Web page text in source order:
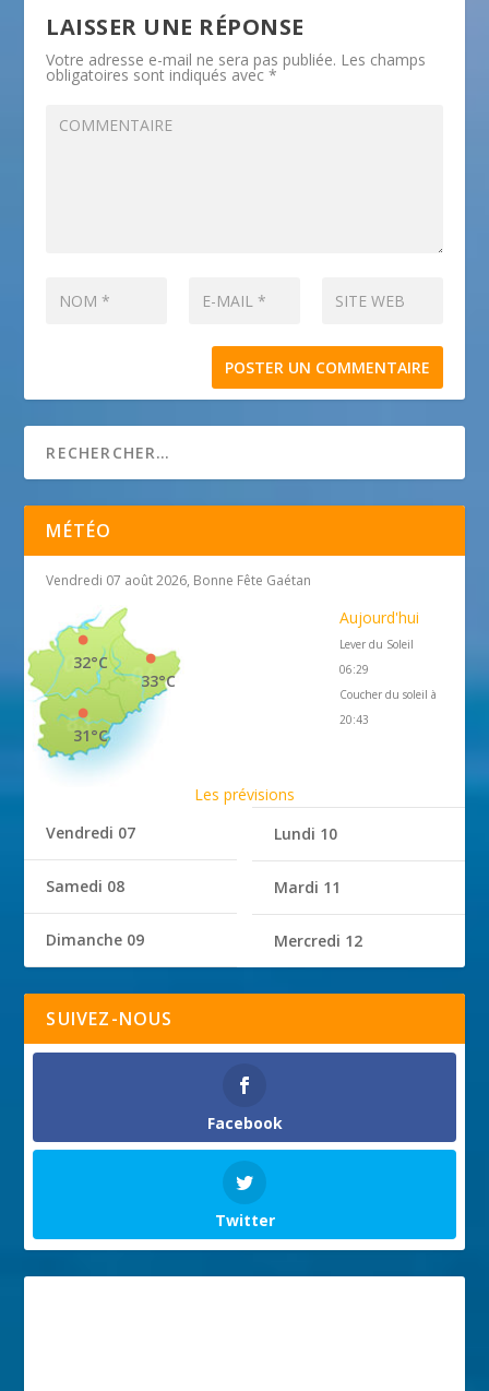
LAISSER UNE RÉPONSE
Votre adresse e-mail ne sera pas publiée. Les champs
obligatoires sont indiqués avec*
MÉTÉO
Vendredi 07 août 2026, Bonne Fête Gaétan
33°C
32°C
31°C
Aujourd'hui
Lever du Soleil
06:29
Coucher du soleil à
20:43
Les prévisions
Vendredi 07
Samedi 08
Dimanche 09
Lundi 10
Mardi 11
Mercredi 12
SUIVEZ-NOUS
Facebook
Twitter